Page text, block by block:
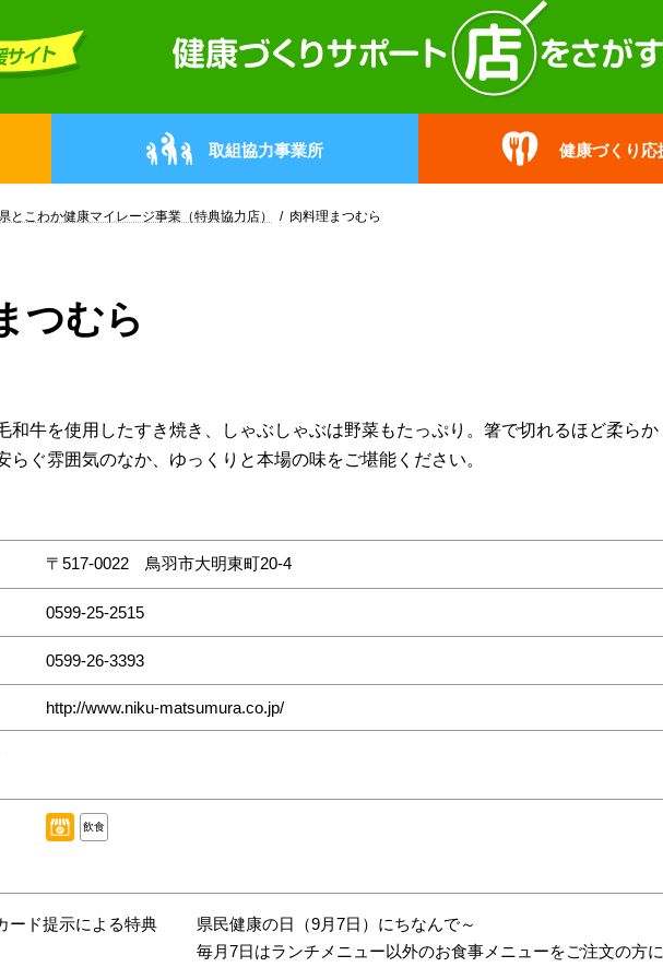
取組協力事業所 健康づくり応
とこわか健康マイレージ事業（特典協力店） 肉料理まつむら
つむら
和牛を使用したすき焼き、しゃぶしゃぶは野菜もたっぷり。箸で切れるほど柔ら
らぐ雰囲気のなか、ゆっくりと本場の味をご堪能ください。
〒517-0022 鳥羽市大明東町20-4
0599-25-2515
0599-26-3393
http://www.niku-matsumura.co.jp/
飲食
ード提示による特典
県民健康の日（9月7日）にちなんで～
毎月7日はランチメニュー以外のお食事メニューをご注文の方